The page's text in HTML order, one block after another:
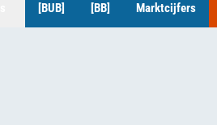
[BUB] [BB] Marktcijfers